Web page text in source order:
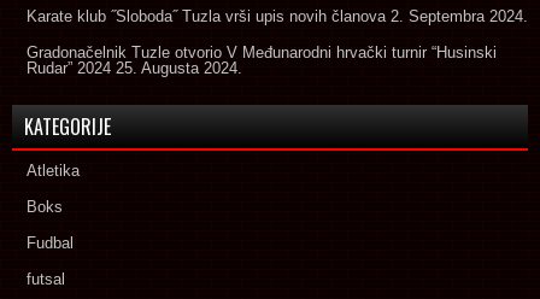
Karate klub ˝Sloboda˝ Tuzla vrši upis novih članova 2. Septembra 2024.
Gradonačelnik Tuzle otvorio V Međunarodni hrvački turnir “Husinski
Rudar” 2024 25. Augusta 2024.
KATEGORIJE
Atletika
Boks
Fudbal
futsal